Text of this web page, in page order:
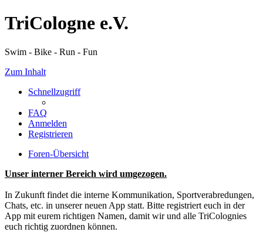
TriCologne e.V.
Swim - Bike - Run - Fun
Zum Inhalt
Schnellzugriff
FAQ
Anmelden
Registrieren
Foren-Übersicht
Unser interner Bereich wird umgezogen.
In Zukunft findet die interne Kommunikation, Sportverabredungen,
Chats, etc. in unserer neuen App statt. Bitte registriert euch in der
App mit eurem richtigen Namen, damit wir und alle TriColognies
euch richtig zuordnen können.